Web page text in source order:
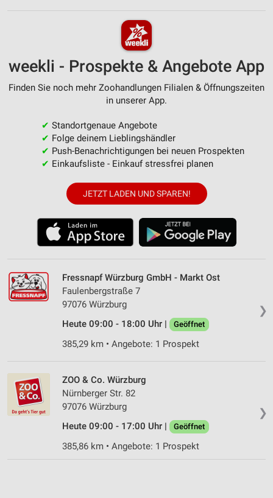
weekli - Prospekte & Angebote App
Finden Sie noch mehr Zoohandlungen Filialen & Öffnungszeiten
in unserer App.
✔ Standortgenaue Angebote
✔ Folge deinem Lieblingshändler
✔ Push-Benachrichtigungen bei neuen Prospekten
✔ Einkaufsliste - Einkauf stressfrei planen
JETZT LADEN UND SPAREN!
❯
Fressnapf Würzburg GmbH - Markt Ost
Faulenbergstraße 7
97076 Würzburg
Heute 09:00 - 18:00 Uhr |
Geöffnet
385,29 km • Angebote: 1 Prospekt
❯
ZOO & Co. Würzburg
Nürnberger Str. 82
97076 Würzburg
Heute 09:00 - 17:00 Uhr |
Geöffnet
385,86 km • Angebote: 1 Prospekt